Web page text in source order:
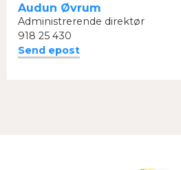
Audun Øvrum
Administrerende direktør
918 25 430
Send epost